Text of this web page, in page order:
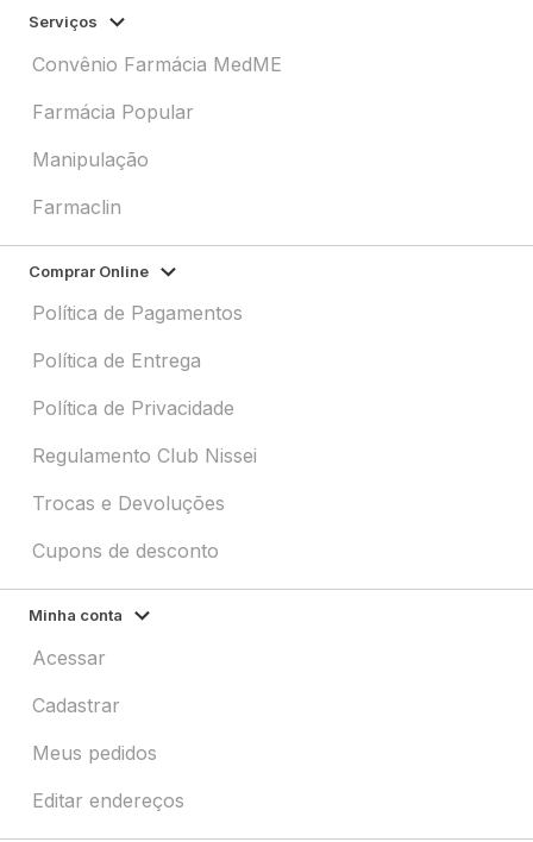
Serviços
Convênio Farmácia MedME
Farmácia Popular
Manipulação
Farmaclin
Comprar Online
Política de Pagamentos
Política de Entrega
Política de Privacidade
Regulamento Club Nissei
Trocas e Devoluções
Cupons de desconto
Minha conta
Acessar
Cadastrar
Meus pedidos
Editar endereços